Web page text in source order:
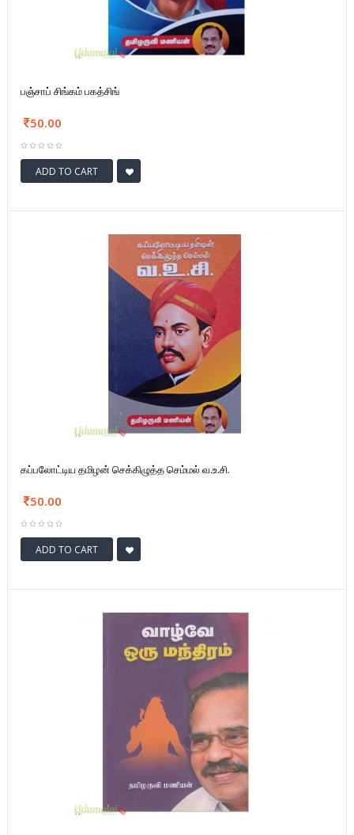
பஞ்சாப் சிங்கம் பகத்சிங்
50.00
ADD TO CART
கப்பலோட்டிய தமிழன் செக்கிழுத்த செம்மல் வ.உ.சி.
50.00
ADD TO CART